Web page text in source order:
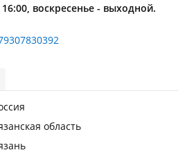
воскресенье - выходной.
область